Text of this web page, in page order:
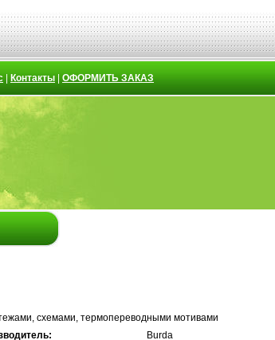
Контакты ОФОРМИТЬ ЗАКАЗ
схемами, термопереводными мотивами
Burda